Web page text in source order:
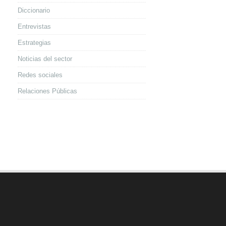
Diccionario
Entrevistas
Estrategias
Noticias del sector
Redes sociales
Relaciones Públicas